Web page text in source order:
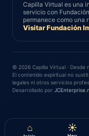
⌂ ☀
Capilla Virtual es una
servicio con
permanece como una
Visitar Fundación
© 2026 Capilla Virtual ·
El contenido espiritual no
legales ni otros servicios
Desarrollado por